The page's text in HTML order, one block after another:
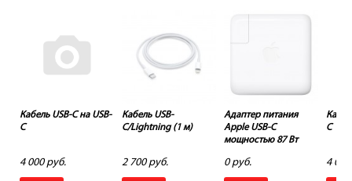
Кабель USB-C на USB-
C
4 000 руб.
Кабель USB-
C/Lightning (1 м)
2 700 руб.
Адаптер питания
Apple USB-C
мощностью 87 Вт
0 руб.
C
4